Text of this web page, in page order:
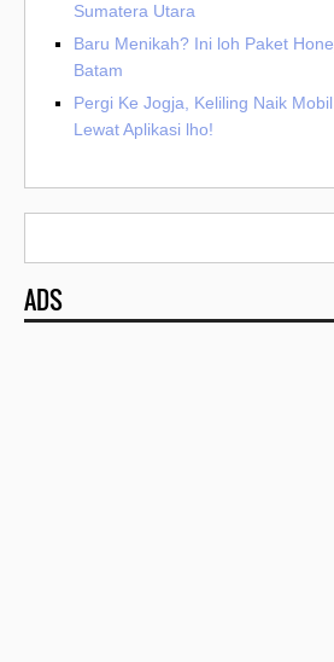
Sumatera Utara
Baru Menikah? Ini loh Paket
Batam
Pergi Ke Jogja, Keliling Naik
Lewat Aplikasi lho!
ADS